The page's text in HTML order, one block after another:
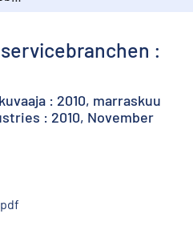
:
: 2010, marraskuu
: 2010, November